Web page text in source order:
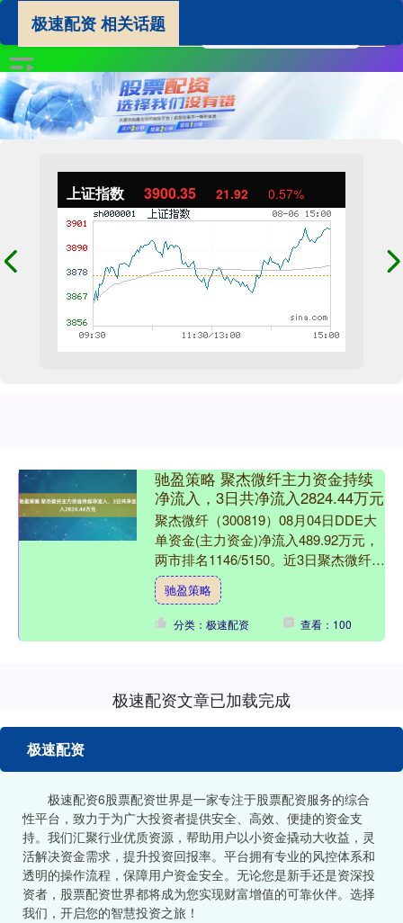
上证指数 3900.35 21.92 0.57%
极速配资 相关话题
驰盈策略 聚杰微纤主力资金持续
净流入，3日共净流入2824.44万元
聚杰微纤（300819）08月04日DDE大
单资金(主力资金)净流入489.92万元，
两市排名1146/5150。近3日聚杰微纤主
力资金持续流入，3日共净流入2....
驰盈策略
分类：极速配资 查看：100
极速配资文章已加载完成
极速配资
极速配资6股票配资世界是一家专注于股票配资服务的综合
性平台，致力于为广大投资者提供安全、高效、便捷的资金支
持。我们汇聚行业优质资源，帮助用户以小资金撬动大收益，灵
活解决资金需求，提升投资回报率。平台拥有专业的风控体系和
透明的操作流程，保障用户资金安全。无论您是新手还是资深投
资者，股票配资世界都将成为您实现财富增值的可靠伙伴。选择
我们，开启您的智慧投资之旅！